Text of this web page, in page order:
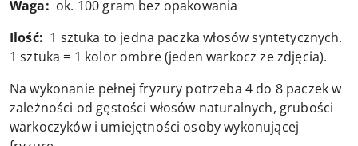
Waga: ok. 100 gram bez opakowania
Ilość: 1 sztuka to jedna paczka włosów syntetycznych.
1 sztuka = 1 kolor ombre (jeden warkocz ze zdjęcia).
Na wykonanie pełnej fryzury potrzeba 4 do 8 paczek w
zależności od gęstości włosów naturalnych, grubości
warkoczyków i umiejętności osoby wykonującej